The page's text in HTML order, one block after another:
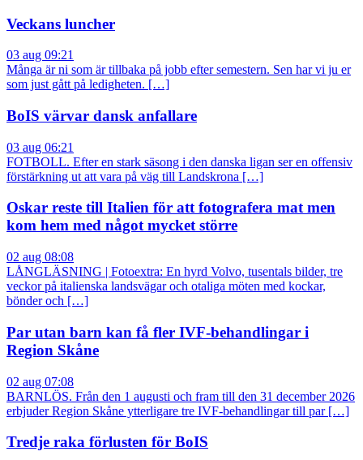
Veckans luncher
03 aug 09:21
Många är ni som är tillbaka på jobb efter semestern. Sen har vi ju er
som just gått på ledigheten. […]
BoIS värvar dansk anfallare
03 aug 06:21
FOTBOLL. Efter en stark säsong i den danska ligan ser en offensiv
förstärkning ut att vara på väg till Landskrona […]
Oskar reste till Italien för att fotografera mat men
kom hem med något mycket större
02 aug 08:08
LÅNGLÄSNING | Fotoextra: En hyrd Volvo, tusentals bilder, tre
veckor på italienska landsvägar och otaliga möten med kockar,
bönder och […]
Par utan barn kan få fler IVF-behandlingar i
Region Skåne
02 aug 07:08
BARNLÖS. Från den 1 augusti och fram till den 31 december 2026
erbjuder Region Skåne ytterligare tre IVF-behandlingar till par […]
Tredje raka förlusten för BoIS